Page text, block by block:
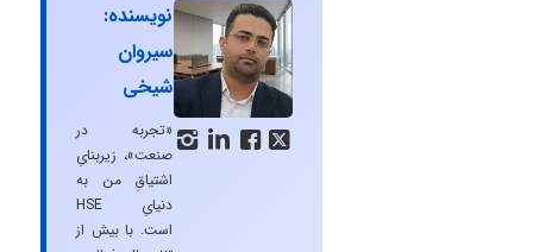
   
نویسنده:
سیروان
شیخی
«تجربه در
صنعت»، زیربنایِ
اشتیاقِ من به
دنیایِ HSE
است. با بیش از